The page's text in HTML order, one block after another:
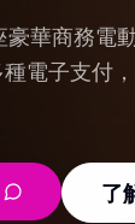
華商務電
電子支付
了